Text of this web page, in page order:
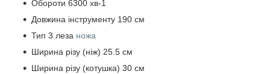
Обороти 6300 хв-1
Довжина інструменту 190 см
Тип 3 леза ножа
Ширина різу (ніж) 25.5 см
Ширина різу (котушка) 30 см